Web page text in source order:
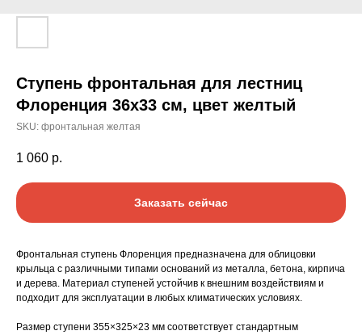
Ступень фронтальная для лестниц
Флоренция 36х33 см, цвет желтый
SKU: фронтальная желтая
1 060 р.
Заказать сейчас
Фронтальная ступень Флоренция предназначена для облицовки
крыльца с различными типами оснований из металла, бетона, кирпича
и дерева. Материал ступеней устойчив к внешним воздействиям и
подходит для эксплуатации в любых климатических условиях.
Размер ступени 355×325×23 мм соответствует стандартным